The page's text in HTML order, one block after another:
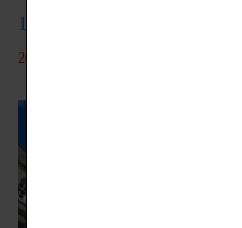
113學年日本電子專門學校
2024-03-26